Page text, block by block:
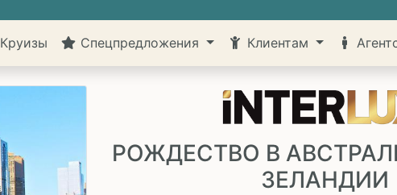
Круизы Спецпредложения Клиентам
РОЖДЕСТВО В
ЗЕЛАНДИИ